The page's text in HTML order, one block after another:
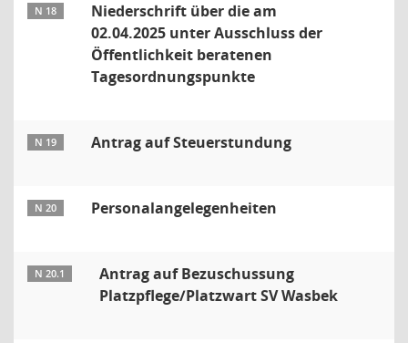
N 18
Niederschrift über die am
02.04.2025 unter Ausschluss der
Öffentlichkeit beratenen
Tagesordnungspunkte
N 19 Antrag auf Steuerstundung
N 20 Personalangelegenheiten
N 20.1
Antrag auf Bezuschussung
Platzpflege/Platzwart SV Wasbek